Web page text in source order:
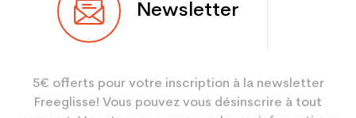
Newsletter
5€ offerts pour votre inscription à la newsletter
Freeglisse! Vous pouvez vous désinscrire à tout